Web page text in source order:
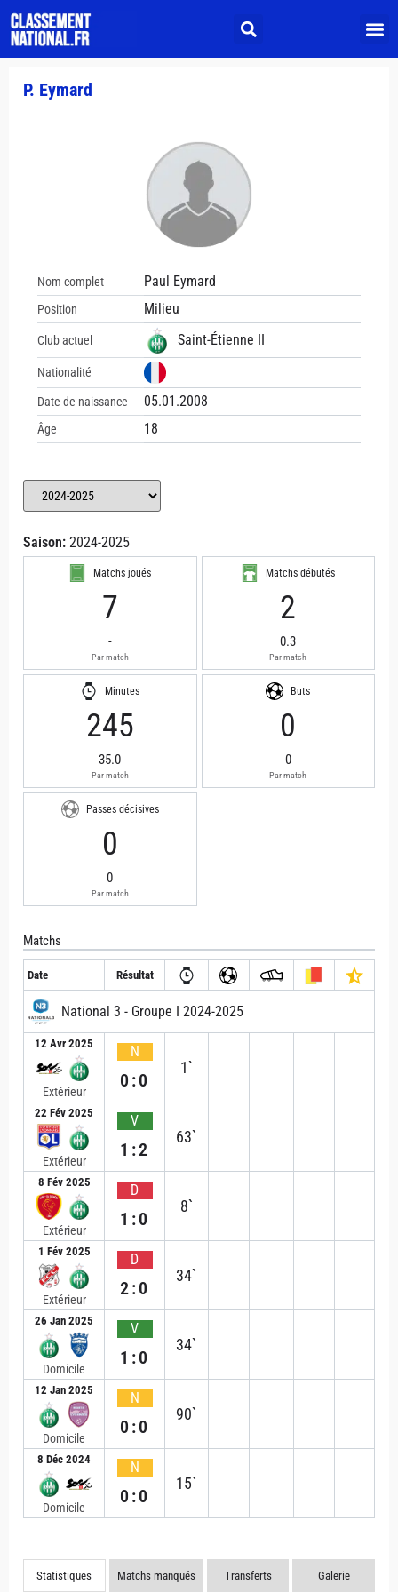
P. Eymard
Nom complet Paul Eymard
Position Milieu
Club actuel Saint-Étienne II
Nationalité
Date de naissance 05.01.2008
Âge 18
Saison: 2024-2025
Matchs joués
7
-
Par match
Matchs débutés
2
0.3
Par match
Minutes
245
35.0
Par match
Buts
0
0
Par match
Passes décisives
0
0
Par match
Matchs
Date Résultat
National 3 - Groupe I 2024-2025
12 Avr 2025
Extérieur
N
0:0
1`
22 Fév 2025
Extérieur
V
1:2
63`
8 Fév 2025
Extérieur
D
1:0
8`
1 Fév 2025
Extérieur
D
2:0
34`
26 Jan 2025
Domicile
V
1:0
34`
12 Jan 2025
Domicile
N
0:0
90`
8 Déc 2024
Domicile
N
0:0
15`
Statistiques Matchs manqués Transferts Galerie